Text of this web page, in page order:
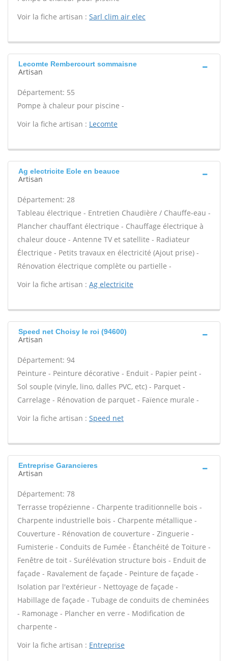
Voir la fiche artisan : Sarl clim air elec
Lecomte Rembercourt sommaisne
Artisan
Département: 55
Pompe à chaleur pour piscine -
Voir la fiche artisan : Lecomte
Ag electricite Eole en beauce
Artisan
Département: 28
Tableau électrique - Entretien Chaudière / Chauffe-eau -
Plancher chauffant électrique - Chauffage électrique à
chaleur douce - Antenne TV et satellite - Radiateur
Électrique - Petits travaux en électricité (Ajout prise) -
Rénovation électrique complète ou partielle -
Voir la fiche artisan : Ag electricite
Speed net Choisy le roi (94600)
Artisan
Département: 94
Peinture - Peinture décorative - Enduit - Papier peint -
Sol souple (vinyle, lino, dalles PVC, etc) - Parquet -
Carrelage - Rénovation de parquet - Faïence murale -
Voir la fiche artisan : Speed net
Entreprise Garancieres
Artisan
Département: 78
Terrasse tropézienne - Charpente traditionnelle bois -
Charpente industrielle bois - Charpente métallique -
Couverture - Rénovation de couverture - Zinguerie -
Fumisterie - Conduits de Fumée - Étanchéité de Toiture -
Fenêtre de toit - Surélévation structure bois - Enduit de
façade - Ravalement de façade - Peinture de façade -
Isolation par l'extérieur - Nettoyage de façade -
Habillage de façade - Tubage de conduits de cheminées
- Ramonage - Plancher en verre - Modification de
charpente -
Voir la fiche artisan : Entreprise